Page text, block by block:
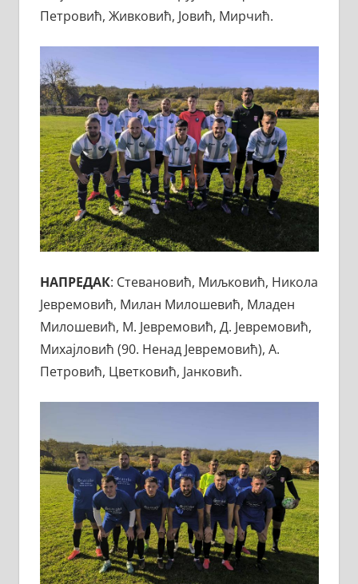
Петровић, Живковић, Јовић, Мирчић.
НАПРЕДАК: Стевановић, Миљковић, Никола
Јевремовић, Милан Милошевић, Младен
Милошевић, М. Јевремовић, Д. Јевремовић,
Михајловић (90. Ненад Јевремовић), А.
Петровић, Цветковић, Јанковић.